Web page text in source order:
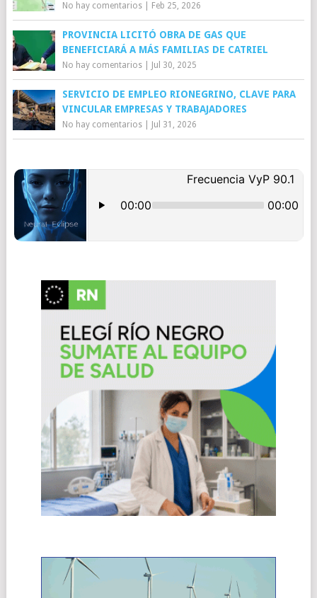
No hay comentarios| Feb 25, 2026
PROVINCIA LICITÓ OBRA DE GAS QUE
BENEFICIARÁ A MÁS FAMILIAS DE CATRIEL
No hay comentarios| Jul 30, 2025
SERVICIO DE EMPLEO RIONEGRINO, CLAVE PARA
VINCULAR EMPRESAS Y TRABAJADORES
No hay comentarios| Jul 31, 2026